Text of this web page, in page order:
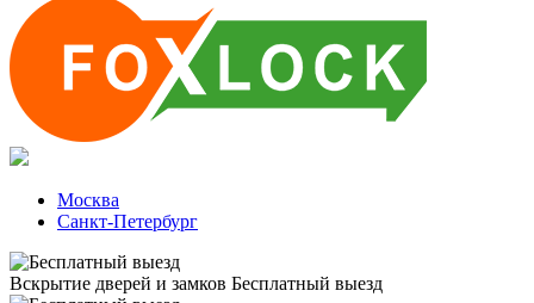
Москва
Санкт-Петербург
Вскрытие дверей и замков Бесплатный выезд